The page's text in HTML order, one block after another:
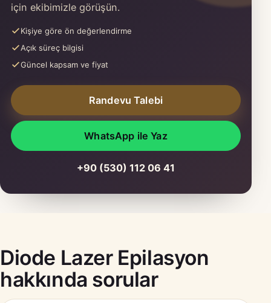
için ekibimizle görüşün.
Kişiye göre ön değerlendirme
Açık süreç bilgisi
Güncel kapsam ve fiyat
Randevu Talebi
WhatsApp ile Yaz
+90 (530) 112 06 41
Diode Lazer Epilasyon
hakkında sorular